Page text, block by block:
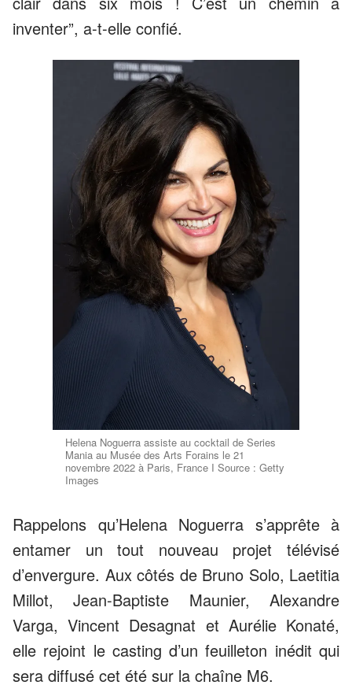
inventer”, a-t-elle confié.
Helena Noguerra assiste au cocktail de Series
Mania au Musée des Arts Forains le 21
novembre 2022 à Paris, France I Source : Getty
Images
Rappelons qu’Helena Noguerra s’apprête à
entamer un tout nouveau projet télévisé
d’envergure. Aux côtés de Bruno Solo, Laetitia
Millot, Jean-Baptiste Maunier, Alexandre
Varga, Vincent Desagnat et Aurélie Konaté,
elle rejoint le casting d’un feuilleton inédit qui
sera diffusé cet été sur la chaîne M6.